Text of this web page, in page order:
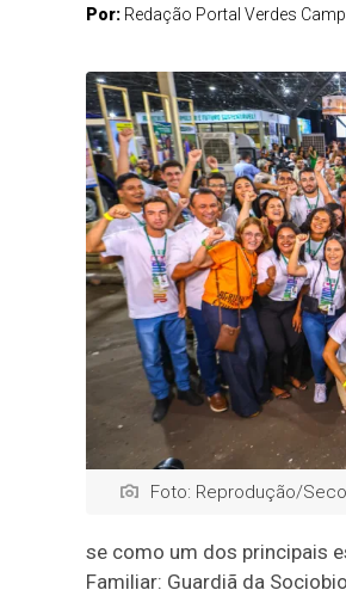
Por: Redação Portal Verdes
Foto: Reprodução/
se como um dos principais
Familiar: Guardiã da